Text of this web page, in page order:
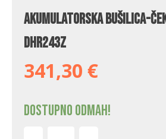
Akumulatorska bušilica-
DHR243Z
341,30 €
Dostupno odmah!